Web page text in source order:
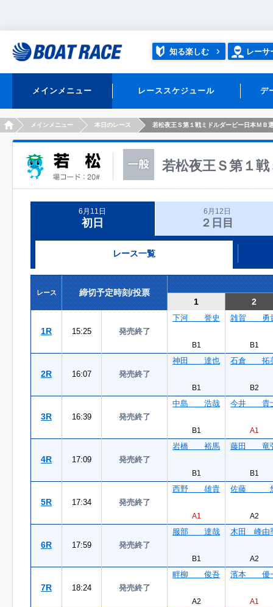
知る楽しむ レーサ
メインメニュー レーススケジュール デ
HOMEメインメニュー 本日のレース 若松夜王Ｓ第１戦ミドルダービー日本ＭＢ
若松夜王Ｓ第１
6月11日
初日
6月12日
２日目
レース一覧
レース
締切予定時刻/投票
1
2
1R 15:25 発売終了
下河 誉史
B1
雑賀 勇
B1
2R 16:07 発売終了
神田 達也
B1
石倉 拓
B2
3R 16:39 発売終了
中島 浩哉
B1
今井 貴
A1
4R 17:09 発売終了
岩橋 裕馬
B1
藤田 竜
B1
5R 17:34 発売終了
西野 雄貴
A1
佐藤
A2
6R 17:59 発売終了
服部 達哉
B1
木田 峰由
A2
7R 18:24 発売終了
畔柳 俊吾
A2
濱本 優
A1